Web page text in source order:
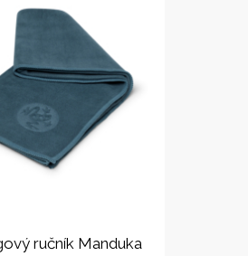
ručník Manduka